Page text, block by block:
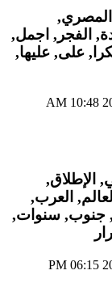
10:48 AM
06:15 PM